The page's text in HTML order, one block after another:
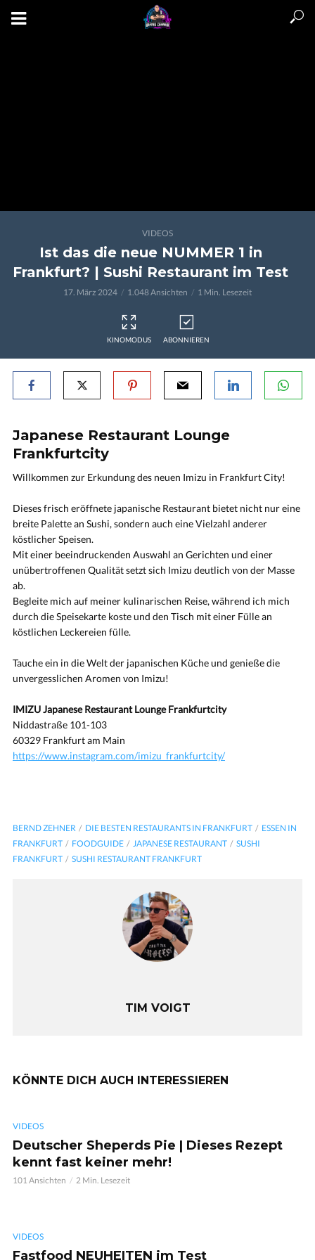
VIDEOS
Ist das die neue NUMMER 1 in
Frankfurt? | Sushi Restaurant im Test
17. März 2024 1.048 Ansichten 1 Min. Lesezeit
KINOMODUS ABONNIEREN
Japanese Restaurant Lounge
Frankfurtcity
Willkommen zur Erkundung des neuen Imizu in Frankfurt City!
Dieses frisch eröffnete japanische Restaurant bietet nicht nur eine
breite Palette an Sushi, sondern auch eine Vielzahl anderer
köstlicher Speisen.
Mit einer beeindruckenden Auswahl an Gerichten und einer
unübertroffenen Qualität setzt sich Imizu deutlich von der Masse
ab.
Begleite mich auf meiner kulinarischen Reise, während ich mich
durch die Speisekarte koste und den Tisch mit einer Fülle an
köstlichen Leckereien fülle.
Tauche ein in die Welt der japanischen Küche und genieße die
unvergesslichen Aromen von Imizu!
IMIZU Japanese Restaurant Lounge Frankfurtcity
Niddastraße 101-103
60329 Frankfurt am Main
https://www.instagram.com/imizu_frankfurtcity/
BERND ZEHNER DIE BESTEN RESTAURANTS IN FRANKFURT
ESSEN IN
FRANKFURT
FOODGUIDE JAPANESE RESTAURANT
SUSHI
FRANKFURT
SUSHI RESTAURANT FRANKFURT
TIM VOIGT
KÖNNTE DICH AUCH INTERESSIEREN
VIDEOS
Deutscher Sheperds Pie | Dieses Rezept
kennt fast keiner mehr!
101 Ansichten 2 Min. Lesezeit
VIDEOS
Fastfood NEUHEITEN im Test